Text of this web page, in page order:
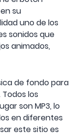
su
uno de los
sonidos que
animados,
de fondo para
los
son MP3, lo
en diferentes
este sitio es